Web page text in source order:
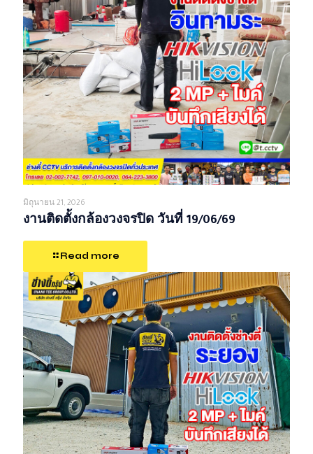
มิถุนายน 21, 2026
งานติดตั้งกล้องวงจรปิด วันที่ 19/06/69
Read more